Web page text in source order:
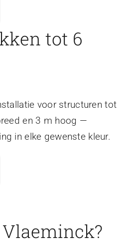
tot 6
voor structuren tot
en 3 m hoog —
in elke gewenste kleur.